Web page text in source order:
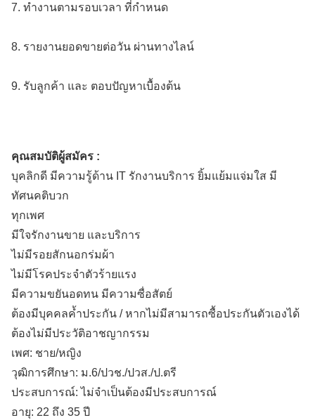
7. ทำงานตามรอบเวลา ที่กำหนด
8. รายงานยอดขายต่อวัน ผ่านทางไลน์
9. รับลูกค้า และ ตอบปัญหาเบื้องต้น
คุณสมบัติผู้สมัคร :
บุคลิกดี มีความรู้ด้าน IT รักงานบริการ ยิ้มแย้มแจ่มใส มี
ทัศนคติบวก
ทุกเพศ
มีใจรักงานขาย และบริการ
ไม่มีรอยสักนอกร่มผ้า
ไม่มีโรคประจำตัวร้ายแรง
มีความขยันอดทน มีความซื่อสัตย์
ต้องมีบุคคลค้ำประกัน / หากไม่มีสามารถซื้อประกันตัวเองได้
ต้องไม่มีประวัติอาชญากรรม
เพศ: ชาย/หญิง
วุฒิการศึกษา: ม.6/ปวช./ปวส./ป.ตรี
ประสบการณ์: ไม่จำเป็นต้องมีประสบการณ์
อายุ: 22 ถึง 35 ปี